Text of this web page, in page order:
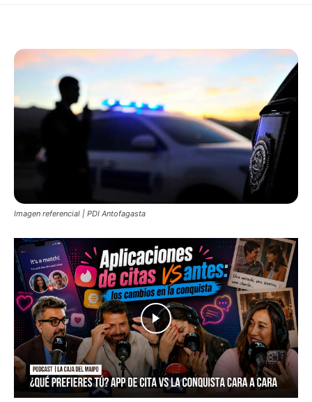
Imagen referencial | PDI Antofagasta